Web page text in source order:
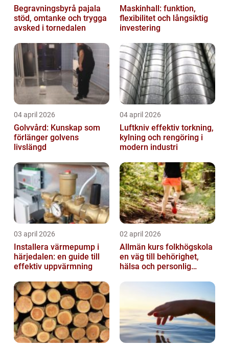
Begravningsbyrå pajala
stöd, omtanke och trygga
avsked i tornedalen
Maskinhall: funktion,
flexibilitet och långsiktig
investering
04 april 2026
Golvvård: Kunskap som
förlänger golvens
livslängd
04 april 2026
Luftkniv effektiv torkning,
kylning och rengöring i
modern industri
03 april 2026
Installera värmepump i
härjedalen: en guide till
effektiv uppvärmning
02 april 2026
Allmän kurs folkhögskola
en väg till behörighet,
hälsa och personlig